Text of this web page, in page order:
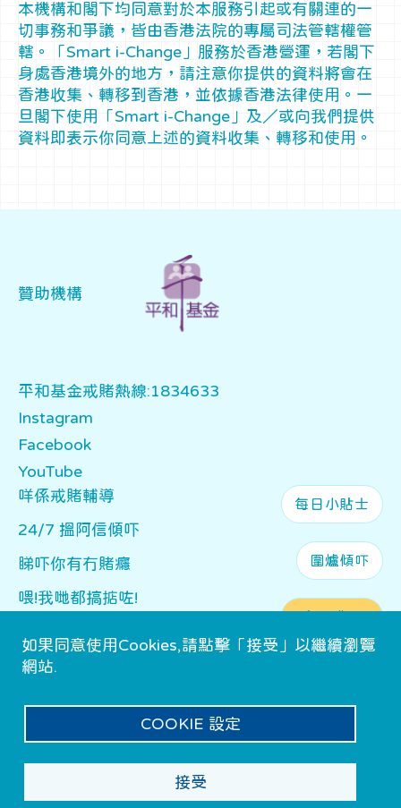
本機構和閣下均同意對於本服務引起或有關連的一
切事務和爭議，皆由香港法院的專屬司法管轄權管
轄。「Smart i-Change」服務於香港營運，若閣下
身處香港境外的地方，請注意你提供的資料將會在
香港收集、轉移到香港，並依據香港法律使用。一
旦閣下使用「Smart i-Change」及／或向我們提供
資料即表示你同意上述的資料收集、轉移和使用。
贊助機構
平和基金戒賭熱線:1834633
Instagram
Facebook
YouTube
Main navigation
咩係戒賭輔導
24/7 搵阿信傾吓
睇吓你有冇賭癮
喂!我哋都搞掂咗!
每日小貼士
圍爐傾吓
如果同意使用Cookies,請點擊「接受」以繼續瀏覽
網站.
COOKIE 設定
接受